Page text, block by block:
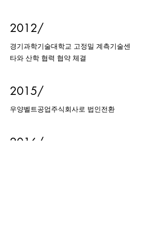
2012/
경기과학기술대학교 고정밀 계측기술센
타와 산학 협력 협약 체결
2015/
우양벨트공업주식회사로 법인전환
2016/